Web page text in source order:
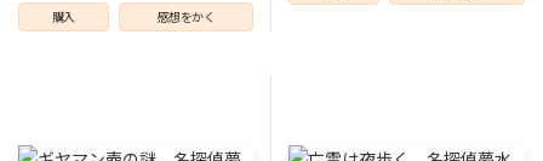
購入 感想をかく